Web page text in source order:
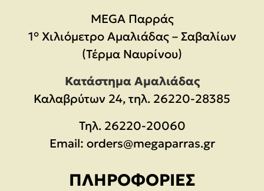
MEGA Παρράς
1° Χιλιόμετρο Αμαλιάδας – Σαβαλίων
(Τέρμα Ναυρίνου)
Κατάστημα Αμαλιάδας
Καλαβρύτων 24, τηλ. 26220-28385
Τηλ. 26220-20060
Email: orders@megaparras.gr
ΠΛΗΡΟΦΟΡΊΕΣ